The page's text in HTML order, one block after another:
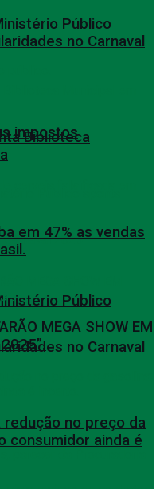
impostos
Público
no Carnaval
Público
no Carnaval
Biblioteca
em 47% as vendas
MEGA SHOW EM
2025”.
redução no preço da
consumidor ainda é